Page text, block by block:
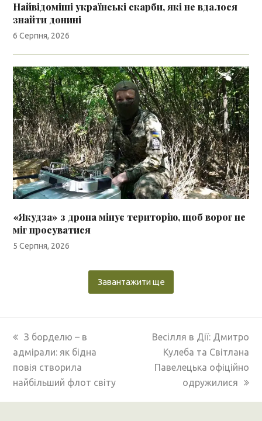
Найвідоміші українські скарби, які не вдалося
знайти донині
6 Серпня, 2026
«Якудза» з дрона мінує територію, щоб ворог не
міг просуватися
5 Серпня, 2026
Завантажити ще
previous
post:
З борделю – в
адмірали: як бідна
повія створила
найбільший флот світу
next
post:
Весілля в Дії: Дмитро
Кулеба та Світлана
Павелецька офіційно
одружилися